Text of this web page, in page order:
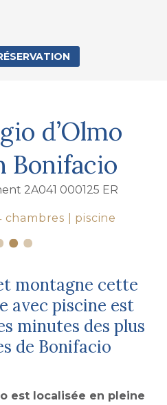
d’Olmo
Bonifacio
2A041 000125 ER
chambres | piscine
montagne cette
avec piscine est
minutes des plus
de Bonifacio
est localisée en pleine